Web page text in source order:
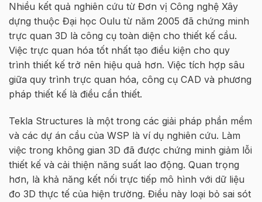
Nhiều kết quả nghiên cứu từ Đơn vị Công nghệ Xây
dựng thuộc Đại học Oulu từ năm 2005 đã chứng minh
trực quan 3D là công cụ toàn diện cho thiết kế cầu.
Việc trực quan hóa tốt nhất tạo điều kiện cho quy
trình thiết kế trở nên hiệu quả hơn. Việc tích hợp sâu
giữa quy trình trực quan hóa, công cụ CAD và phương
pháp thiết kế là điều cần thiết.
Tekla Structures là một trong các giải pháp phần mềm
và các dự án cầu của WSP là ví dụ nghiên cứu. Làm
việc trong không gian 3D đã được chứng minh giảm lỗi
thiết kế và cải thiện năng suất lao động. Quan trọng
hơn, là khả năng kết nối trực tiếp mô hình với dữ liệu
đo 3D thực tế của hiện trường. Điều này loại bỏ sai sót